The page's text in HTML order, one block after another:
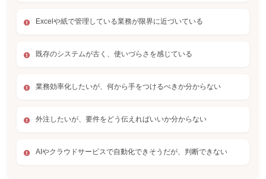
Excelや紙で管理している業務が限界に近づいている
既存のシステムが古く、使いづらさを感じている
業務効率化したいが、何から手をつけるべきか分からない
外注したいが、要件をどう伝えればいいか分からない
AIやクラウドサービスで自動化できそうだが、判断できない